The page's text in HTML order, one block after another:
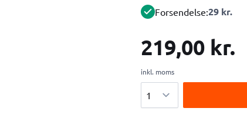
Forsendelse:29 kr.
219,00 kr.
inkl. moms